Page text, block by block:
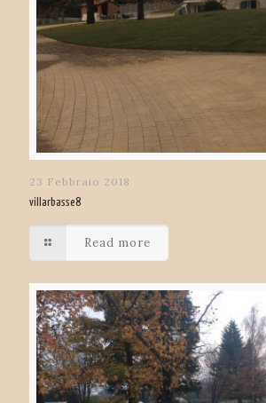
23 Febbraio 2018
villarbasse8
Read more